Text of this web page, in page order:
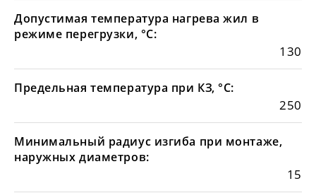
Допустимая температура нагрева жил в
режиме перегрузки, °С:
130
Предельная температура при КЗ, °С:
250
Минимальный радиус изгиба при монтаже,
наружных диаметров:
15